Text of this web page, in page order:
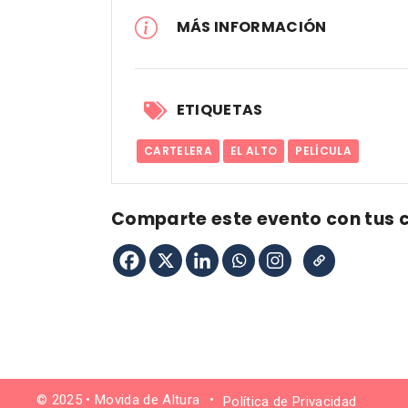
MÁS INFORMACIÓN
ETIQUETAS
CARTELERA EL ALTO PELÍCULA
Comparte este evento con tus
© 2025 • Movida de Altura • Política de Privacidad